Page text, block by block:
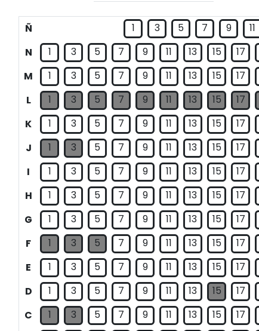
Ñ 1 3 5 7 9 11
N
1 3 5 7 9 11 13 15 17
M
1 3 5 7 9 11 13 15 17
L
1 3 5 7 9 11 13 15 17
K
1 3 5 7 9 11 13 15 17
J
1 3 5 7 9 11 13 15 17
I
1 3 5 7 9 11 13 15 17
H
1 3 5 7 9 11 13 15 17
G
1 3 5 7 9 11 13 15 17
F
1 3 5 7 9 11 13 15 17
E
1 3 5 7 9 11 13 15 17
D
1 3 5 7 9 11 13 15 17
C
1 3 5 7 9 11 13 15 17